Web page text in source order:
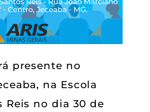
presente no
na Escola
Reis no dia 30 de